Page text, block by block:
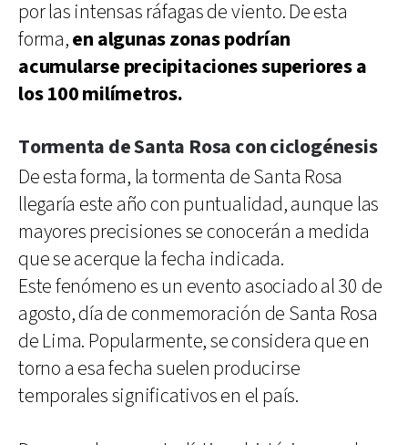
por las intensas ráfagas de viento. De esta
forma,en algunas zonas podrían
acumularse precipitaciones superiores a
los 100 milímetros.
Tormenta de Santa Rosa con ciclogénesis
De esta forma, la tormenta de Santa Rosa
llegaría este año con puntualidad, aunque las
mayores precisiones se conocerán a medida
que se acerque la fecha indicada.
Este fenómeno es un evento asociado al 30 de
agosto, día de conmemoración de Santa Rosa
de Lima. Popularmente, se considera que en
torno a esa fecha suelen producirse
temporales significativos en el país.